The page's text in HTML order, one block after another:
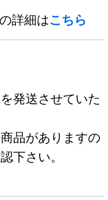
詳細はこちら
発送させていた
品がありますの
下さい。